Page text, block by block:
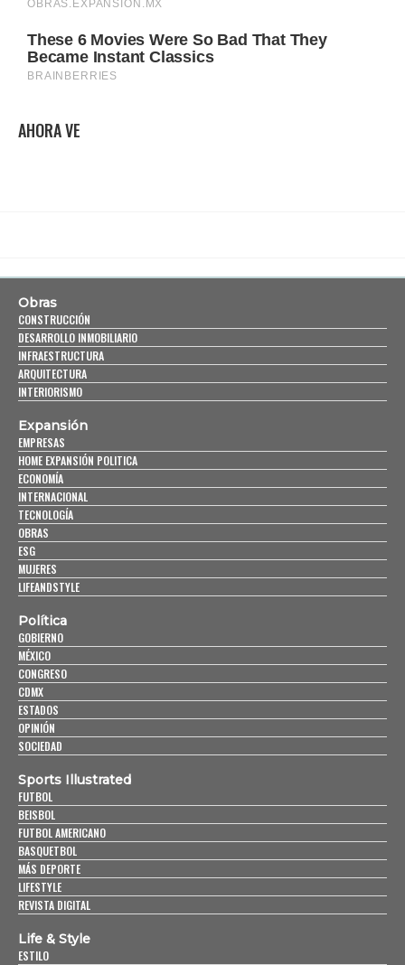
AHORA VE
Obras
CONSTRUCCIÓN
DESARROLLO INMOBILIARIO
INFRAESTRUCTURA
ARQUITECTURA
INTERIORISMO
Expansión
EMPRESAS
HOME EXPANSIÓN POLITICA
ECONOMÍA
INTERNACIONAL
TECNOLOGÍA
OBRAS
ESG
MUJERES
LIFEANDSTYLE
Política
GOBIERNO
MÉXICO
CONGRESO
CDMX
ESTADOS
OPINIÓN
SOCIEDAD
Sports Illustrated
FUTBOL
BEISBOL
FUTBOL AMERICANO
BASQUETBOL
MÁS DEPORTE
LIFESTYLE
REVISTA DIGITAL
Life & Style
ESTILO